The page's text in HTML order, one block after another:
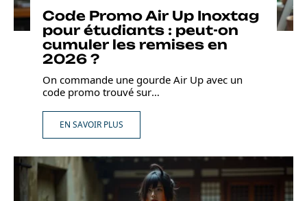
Code Promo Air Up Inoxtag
pour étudiants : peut-on
cumuler les remises en
2026 ?
On commande une gourde Air Up avec un
code promo trouvé sur…
EN SAVOIR PLUS